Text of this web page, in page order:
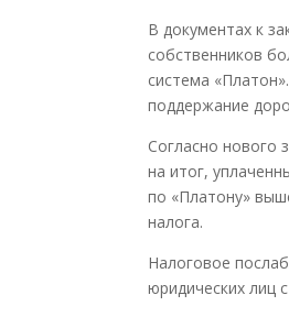
В документах к
собственников
система
поддержание
Согласно нового
на итог,
по «Платону»
налога.
Налоговое
юридических лиц